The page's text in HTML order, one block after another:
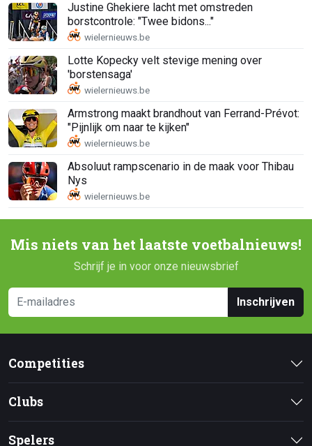
Justine Ghekiere lacht met omstreden
borstcontrole: "Twee bidons..."
Lotte Kopecky velt stevige mening over
'borstensaga'
Armstrong maakt brandhout van Ferrand-Prévot:
"Pijnlijk om naar te kijken"
Absoluut rampscenario in de maak voor Thibau
Nys
Mis niets van het laatste voetbalnieuws!
Schrijf je in voor onze nieuwsbrief
Inschrijven
Competities
Clubs
Spelers